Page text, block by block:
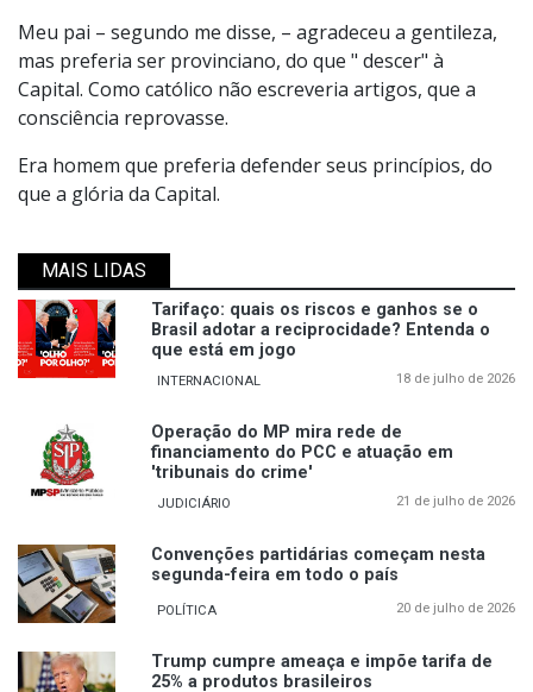
Meu pai – segundo me disse, – agradeceu a gentileza,
mas preferia ser provinciano, do que " descer" à
Capital. Como católico não escreveria artigos, que a
consciência reprovasse.
Era homem que preferia defender seus princípios, do
que a glória da Capital.
MAIS LIDAS
Tarifaço: quais os riscos e ganhos se o
Brasil adotar a reciprocidade? Entenda o
que está em jogo
INTERNACIONAL 18 de julho de 2026
Operação do MP mira rede de
financiamento do PCC e atuação em
'tribunais do crime'
JUDICIÁRIO 21 de julho de 2026
Convenções partidárias começam nesta
segunda-feira em todo o país
POLÍTICA 20 de julho de 2026
Trump cumpre ameaça e impõe tarifa de
25% a produtos brasileiros